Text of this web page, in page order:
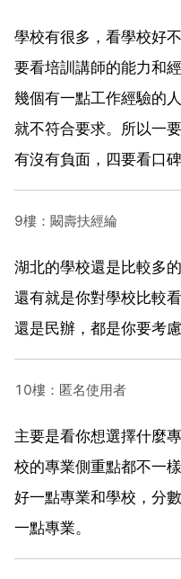
學校有很多，看學校好
要看培訓講師的能力和
幾個有一點工作經驗的
就不符合要求。所以一
有沒有負面，四要看口碑
9樓：闞壽扶經綸
湖北的學校還是比較多
還有就是你對學校比較
還是民辦，都是你要考慮
10樓：匿名使用者
主要是看你想選擇什麼
校的專業側重點都不一
好一點專業和學校，分
一點專業。